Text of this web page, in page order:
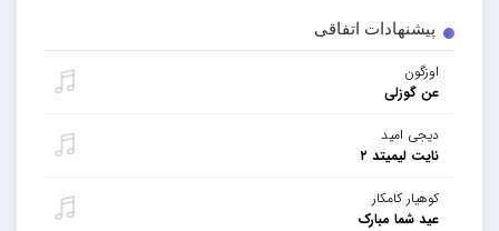
پیشنهادات اتفاقی
اوزگون
عن گوزلی
دیجی امید
نایت لیمیتد ۲
کوهیار کامکار
عید شما مبارک